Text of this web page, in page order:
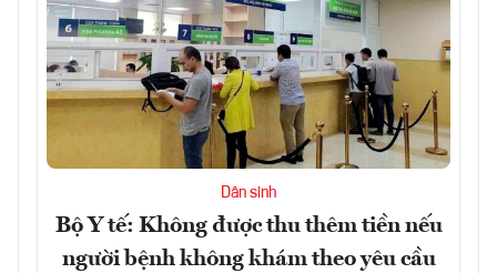
Dân sinh
Bộ Y tế: Không được thu thêm tiền nếu
người bệnh không khám theo yêu cầu